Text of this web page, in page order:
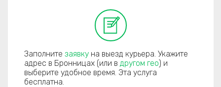
Заполните заявку на выезд курьера. Укажите
адрес в Бронницах (или в другом гео) и
выберите удобное время. Эта услуга
бесплатна.